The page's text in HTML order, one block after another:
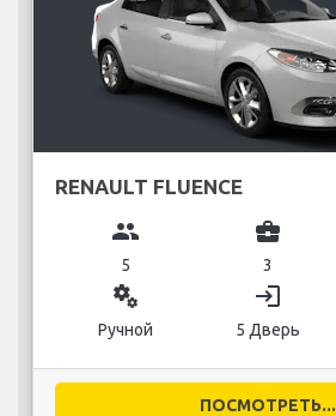
RENAULT FLUENCE
group
5
business_center
3
miscellaneous_services
Ручной
login
5 Дверь
ПОСМОТРЕТЬ...